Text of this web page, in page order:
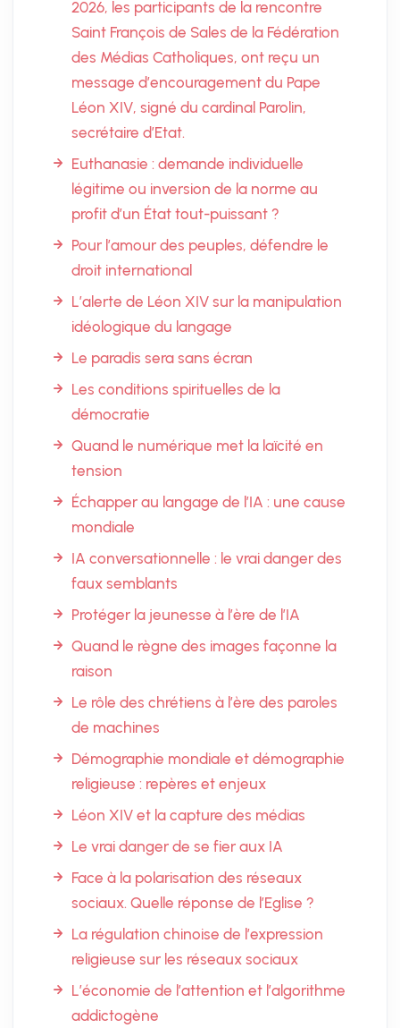
2026, les participants de la rencontre
Saint François de Sales de la Fédération
des Médias Catholiques, ont reçu un
message d’encouragement du Pape
Léon XIV, signé du cardinal Parolin,
secrétaire d’Etat.
Euthanasie : demande individuelle
légitime ou inversion de la norme au
profit d’un État tout-puissant ?
Pour l’amour des peuples, défendre le
droit international
L’alerte de Léon XIV sur la manipulation
idéologique du langage
Le paradis sera sans écran
Les conditions spirituelles de la
démocratie
Quand le numérique met la laïcité en
tension
Échapper au langage de l’IA : une cause
mondiale
IA conversationnelle : le vrai danger des
faux semblants
Protéger la jeunesse à l’ère de l’IA
Quand le règne des images façonne la
raison
Le rôle des chrétiens à l’ère des paroles
de machines
Démographie mondiale et démographie
religieuse : repères et enjeux
Léon XIV et la capture des médias
Le vrai danger de se fier aux IA
Face à la polarisation des réseaux
sociaux. Quelle réponse de l’Eglise ?
La régulation chinoise de l’expression
religieuse sur les réseaux sociaux
L’économie de l’attention et l’algorithme
addictogène